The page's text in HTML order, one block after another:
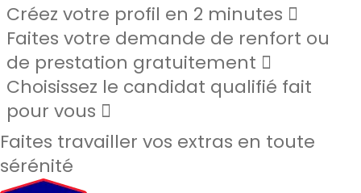
Créez votre profil en 2 minutes
Faites votre demande de renfort ou
de prestation gratuitement
Choisissez le candidat qualifié fait
pour vous
Faites travailler vos extras en toute
sérénité